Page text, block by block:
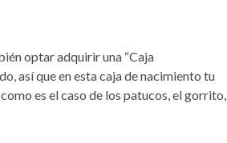
optar adquirir una “Caja
así que en esta caja de nacimiento tu
es el caso de los patucos, el gorrito,